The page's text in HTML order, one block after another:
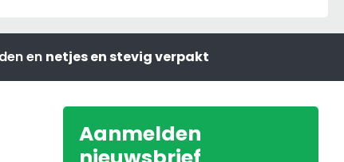
aantal
Punts
Aansluiting
aantal
en netjes en stevig verpakt
Aanmelden